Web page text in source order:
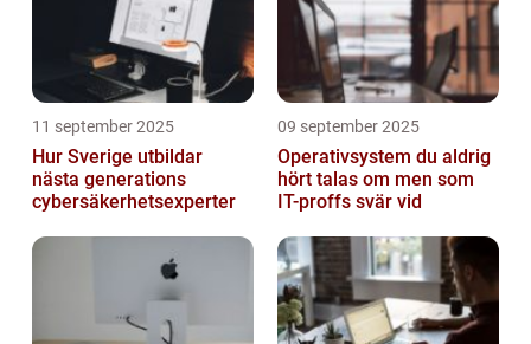
11 september 2025
Hur Sverige utbildar
nästa generations
cybersäkerhetsexperter
09 september 2025
Operativsystem du aldrig
hört talas om men som
IT-proffs svär vid